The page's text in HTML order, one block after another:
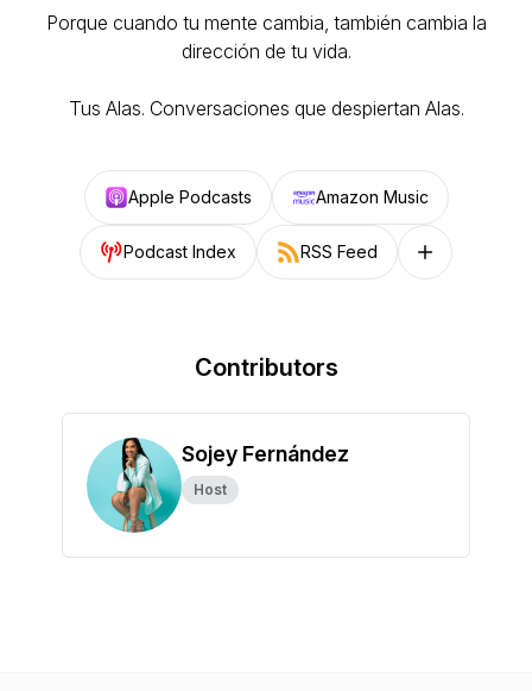
Porque cuando tu mente cambia, también cambia la
dirección de tu vida.
Tus Alas. Conversaciones que despiertan Alas.
Apple Podcasts Amazon Music
Podcast Index RSS Feed Follow on
Contributors
Sojey Fernández
Host